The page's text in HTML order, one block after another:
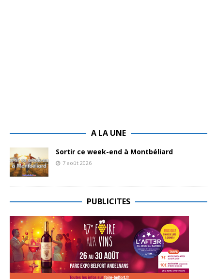
A LA UNE
Sortir ce week-end à Montbéliard
7 août 2026
PUBLICITES